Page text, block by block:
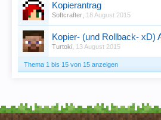
Kopierantrag
Softcrafter 18 August 2015
Kopier- (und Rollback- xD)
Turtoki 13 August 2015
Thema 1 bis 15 von 15 anzeigen